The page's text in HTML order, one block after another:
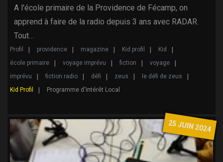
A l'école primaire de la Providence de Fécamp, on
apprend à faire de la radio depuis 3 ans avec RADAR.
Tout…
Profil providence magazine Kid profil
Kid
école primaire
voyage imprévu fiction
voyage
imprévu
fiction radio défi zeus
le défi de zeus
Kid Profil
Programme d'Intérêt Local
25 JUIN 2024